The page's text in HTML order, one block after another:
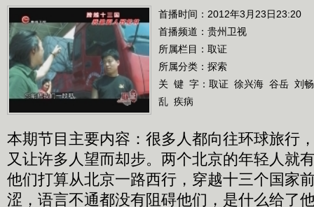
首播时间：2012年3月23日23:20
首播频道： 贵州卫视
所属栏目： 取证
所属分类：探索
关 键 字： 取证 徐兴海 谷岳 刘畅
乱 疾病
本期节目主要内容：很多人都向往环球旅行
又让许多人望而却步。两个北京的年轻人就
他们打算从北京一路西行，穿越十三个国家
涩，语言不通都没有阻碍他们，是什么给了